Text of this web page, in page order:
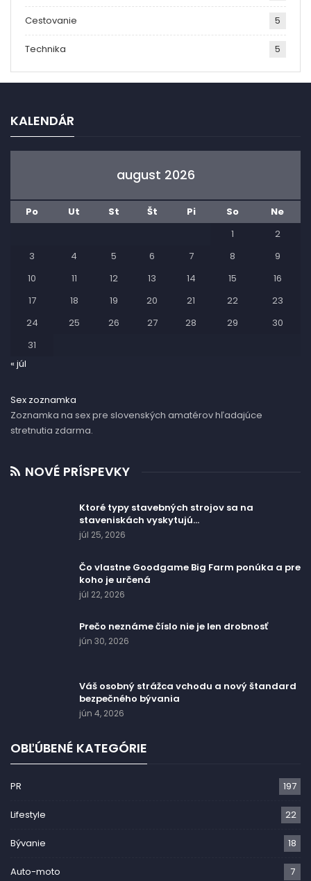
Cestovanie 5
Technika 5
KALENDÁR
august 2026
Po Ut St Št Pi So
Ne
1
2
3
4 5 6 7 8
9
10
11 12 13 14 15
16
17
18 19 20 21 22
23
24
25 26 27 28 29
30
31
« júl
Sex zoznamka
Zoznamka na sex pre slovenských amatérov hľadajúce
stretnutia zdarma.
NOVÉ PRÍSPEVKY
Ktoré typy stavebných strojov sa na
staveniskách vyskytujú…
júl 25, 2026
Čo vlastne Goodgame Big Farm ponúka a pre
koho je určená
júl 22, 2026
Prečo neznáme číslo nie je len drobnosť
jún 30, 2026
Váš osobný strážca vchodu a nový štandard
bezpečného bývania
jún 4, 2026
OBĽÚBENÉ KATEGÓRIE
PR 197
Lifestyle 22
Bývanie 18
Auto-moto 7